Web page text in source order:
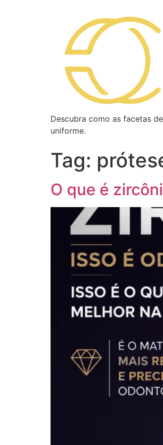
Descubra como as facetas
uniforme.
Tag:
O que é